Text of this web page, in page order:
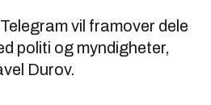
vil framover dele
politi og myndigheter,
Durov.